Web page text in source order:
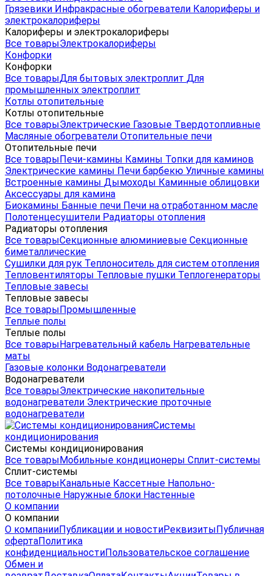
Грязевики Инфракрасные обогреватели Калориферы и
электрокалориферы
Калориферы и электрокалориферы
Все товарыЭлектрокалориферы
Конфорки
Конфорки
Все товарыДля бытовых электроплит Для
промышленных электроплит
Котлы отопительные
Котлы отопительные
Все товарыЭлектрические Газовые Твердотопливные
Масляные обогреватели Отопительные печи
Отопительные печи
Все товарыПечи-камины Камины Топки для каминов
Электрические камины Печи барбекю Уличные камины
Встроенные камины Дымоходы Каминные облицовки
Аксессуары для камина
Биокамины Банные печи Печи на отработанном масле
Полотенцесушители Радиаторы отопления
Радиаторы отопления
Все товарыСекционные алюминиевые Секционные
биметаллические
Сушилки для рук Теплоноситель для систем отопления
Тепловентиляторы Тепловые пушки Теплогенераторы
Тепловые завесы
Тепловые завесы
Все товарыПромышленные
Теплые полы
Теплые полы
Все товарыНагревательный кабель Нагревательные
маты
Газовые колонки Водонагреватели
Водонагреватели
Все товарыЭлектрические накопительные
водонагреватели Электрические проточные
водонагреватели
Системы
кондиционирования
Системы кондиционирования
Все товарыМобильные кондиционеры Сплит-системы
Сплит-системы
Все товарыКанальные Кассетные Напольно-
потолочные Наружные блоки Настенные
О компании
О компании
О компанииПубликации и новостиРеквизитыПубличная
офертаПолитика
конфиденциальностиПользовательское соглашение
Обмен и